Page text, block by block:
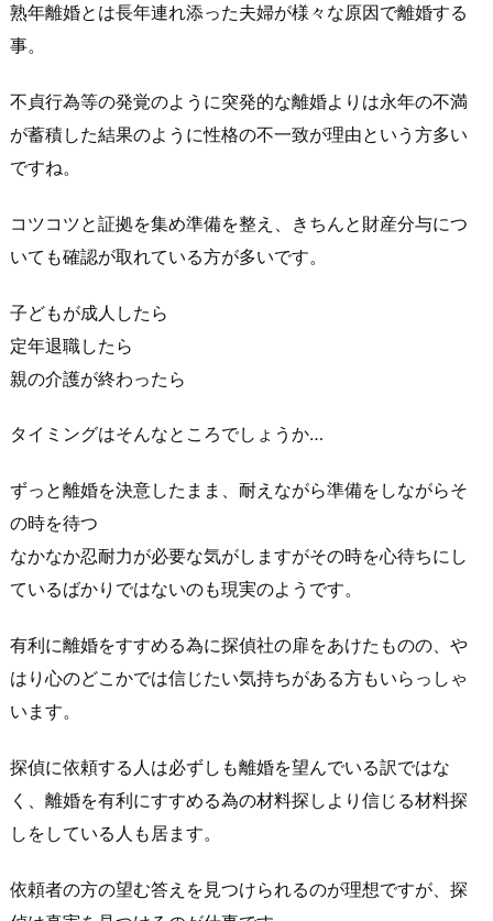
熟年離婚とは長年連れ添った夫婦が様々な原因で離婚する
事。
不貞行為等の発覚のように突発的な離婚よりは永年の不満
が蓄積した結果のように性格の不一致が理由という方多い
ですね。
コツコツと証拠を集め準備を整え、きちんと財産分与につ
いても確認が取れている方が多いです。
子どもが成人したら
定年退職したら
親の介護が終わったら
タイミングはそんなところでしょうか…
ずっと離婚を決意したまま、耐えながら準備をしながらそ
の時を待つ
なかなか忍耐力が必要な気がしますがその時を心待ちにし
ているばかりではないのも現実のようです。
有利に離婚をすすめる為に探偵社の扉をあけたものの、や
はり心のどこかでは信じたい気持ちがある方もいらっしゃ
います。
探偵に依頼する人は必ずしも離婚を望んでいる訳ではな
く、離婚を有利にすすめる為の材料探しより信じる材料探
しをしている人も居ます。
依頼者の方の望む答えを見つけられるのが理想ですが、探